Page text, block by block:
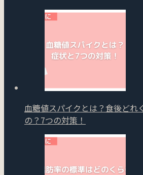
血糖値スパイクとは？食後どれ
の？7つの対策！